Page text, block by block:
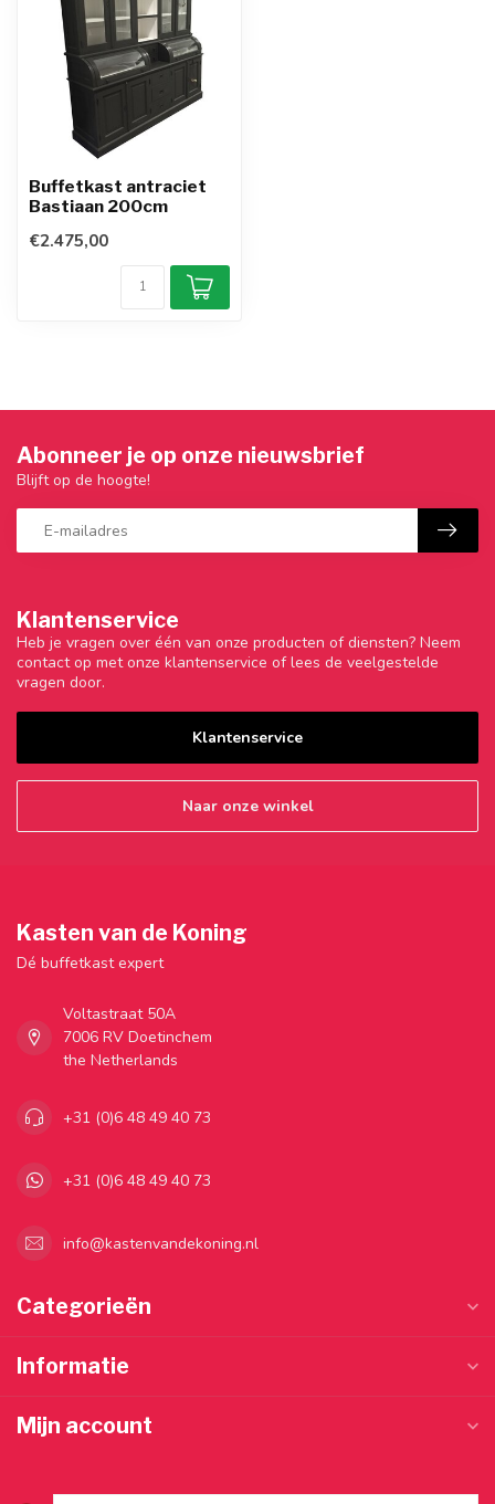
Buffetkast antraciet
Bastiaan 200cm
€2.475,00
Klantenservice
Heb je vragen over één van onze producten of diensten? Neem
contact op met onze klantenservice of lees de veelgestelde
vragen door.
Klantenservice
Naar onze winkel
Abonneer je op onze nieuwsbrief
Blijft op de hoogte!
Kasten van de Koning
Dé buffetkast expert
Voltastraat 50A
7006 RV Doetinchem
the Netherlands
+31 (0)6 48 49 40 73
+31 (0)6 48 49 40 73
info@kastenvandekoning.nl
Categorieën
Informatie
Mijn account